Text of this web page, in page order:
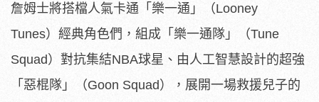
詹姆士將搭檔人氣卡通「樂一通」（Looney
Tunes）經典角色們，組成「樂一通隊」（Tune
Squad）對抗集結NBA球星、由人工智慧設計的超強
「惡棍隊」（Goon Squad），展開一場救援兒子的